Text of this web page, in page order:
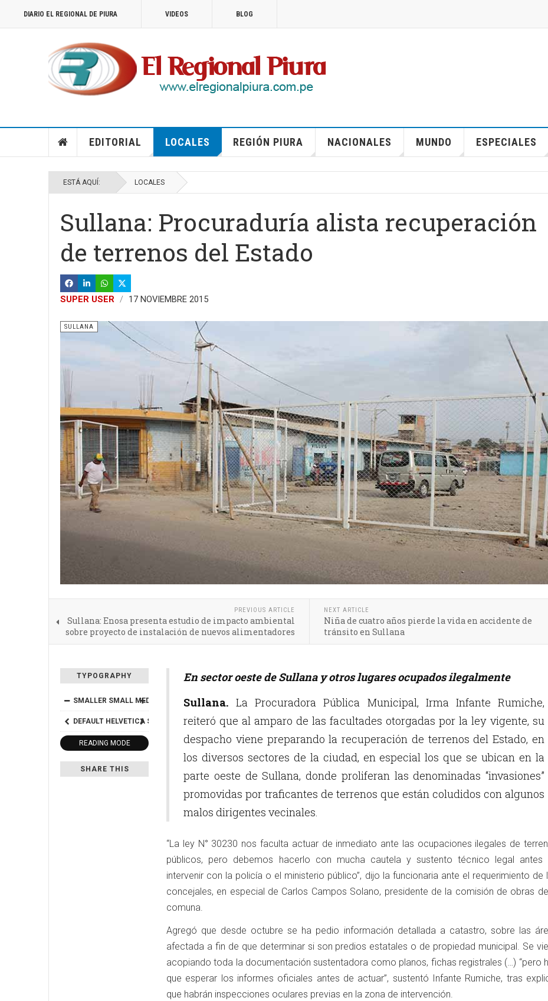
DIARIO EL REGIONAL DE PIURA VIDEOS BLOG
EDITORIAL LOCALES REGIÓN PIURA NACIONALES MUNDO ESPECIALES
ESTÁ AQUÍ: LOCALES
Sullana: Procuraduría alista recuperación
de terrenos del Estado
SUPER USER 17 NOVIEMBRE 2015
SULLANA
PREVIOUS ARTICLE
Sullana: Enosa presenta estudio de impacto ambiental
sobre proyecto de instalación de nuevos alimentadores
NEXT ARTICLE
Niña de cuatro años pierde la vida en accidente de
tránsito en Sullana
TYPOGRAPHY
SMALLER SMALL MEDIUM BIGGER
DEFAULT HELVETICA SEGOE GEORGIA TIMES
READING MODE
SHARE THIS
En sector oeste de Sullana y otros lugares ocupados ilegalmente
Sullana. La Procuradora Pública Municipal, Irma Infante Rumiche,
reiteró que al amparo de las facultades otorgadas por la ley vigente, su
despacho viene preparando la recuperación de terrenos del Estado, en
los diversos sectores de la ciudad, en especial los que se ubican en la
parte oeste de Sullana, donde proliferan las denominadas “invasiones”
promovidas por traficantes de terrenos que están coludidos con algunos
malos dirigentes vecinales.
“La ley N° 30230 nos faculta actuar de inmediato ante las ocupaciones ilegales de
públicos, pero debemos hacerlo con mucha cautela y sustento técnico legal antes
intervenir con la policía o el ministerio público”, dijo la funcionaria ante el requerimiento de
concejales, en especial de Carlos Campos Solano, presidente de la comisión de obras
comuna.
Agregó que desde octubre se ha pedio información detallada a catastro, sobre las
afectada a fin de que determinar si son predios estatales o de propiedad municipal. Se
acopiando toda la documentación sustentadora como planos, fichas registrales (…) “pero
que esperar los informes oficiales antes de actuar”, sustentó Infante Rumiche, tras
que habrán inspecciones oculares previas en la zona de intervención.